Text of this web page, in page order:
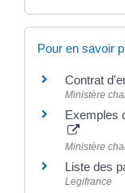
Pour en savoir
Contrat
Ministère
Exemples
Ministère
Liste des
Legifrance